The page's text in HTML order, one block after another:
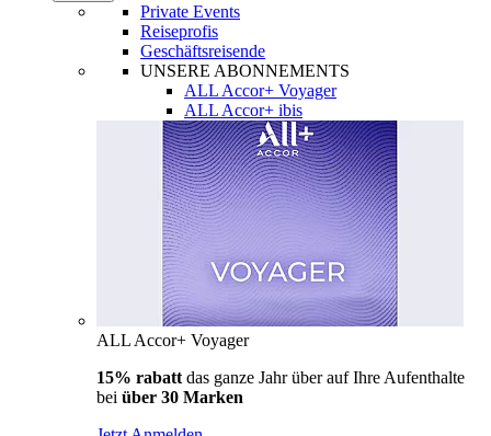
Private Events
Reiseprofis
Geschäftsreisende
UNSERE ABONNEMENTS
ALL Accor+ Voyager
ALL Accor+ ibis
ALL Accor+ Voyager
15% rabatt das ganze Jahr über auf Ihre Aufenthalte
bei über 30 Marken